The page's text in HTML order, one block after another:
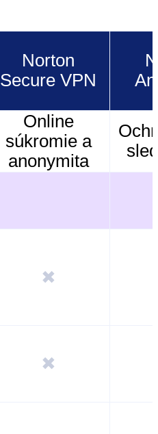
Norton
Secure VPN
Online
súkromie a
anonymita
✖
✖